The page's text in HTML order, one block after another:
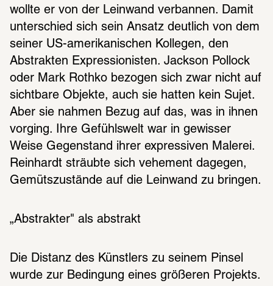
wollte er von der Leinwand verbannen. Damit
unterschied sich sein Ansatz deutlich von dem
seiner US-amerikanischen Kollegen, den
Abstrakten Expressionisten. Jackson Pollock
oder Mark Rothko bezogen sich zwar nicht auf
sichtbare Objekte, auch sie hatten kein Sujet.
Aber sie nahmen Bezug auf das, was in ihnen
vorging. Ihre Gefühlswelt war in gewisser
Weise Gegenstand ihrer expressiven Malerei.
Reinhardt sträubte sich vehement dagegen,
Gemütszustände auf die Leinwand zu bringen.
„Abstrakter" als abstrakt
Die Distanz des Künstlers zu seinem Pinsel
wurde zur Bedingung eines größeren Projekts.